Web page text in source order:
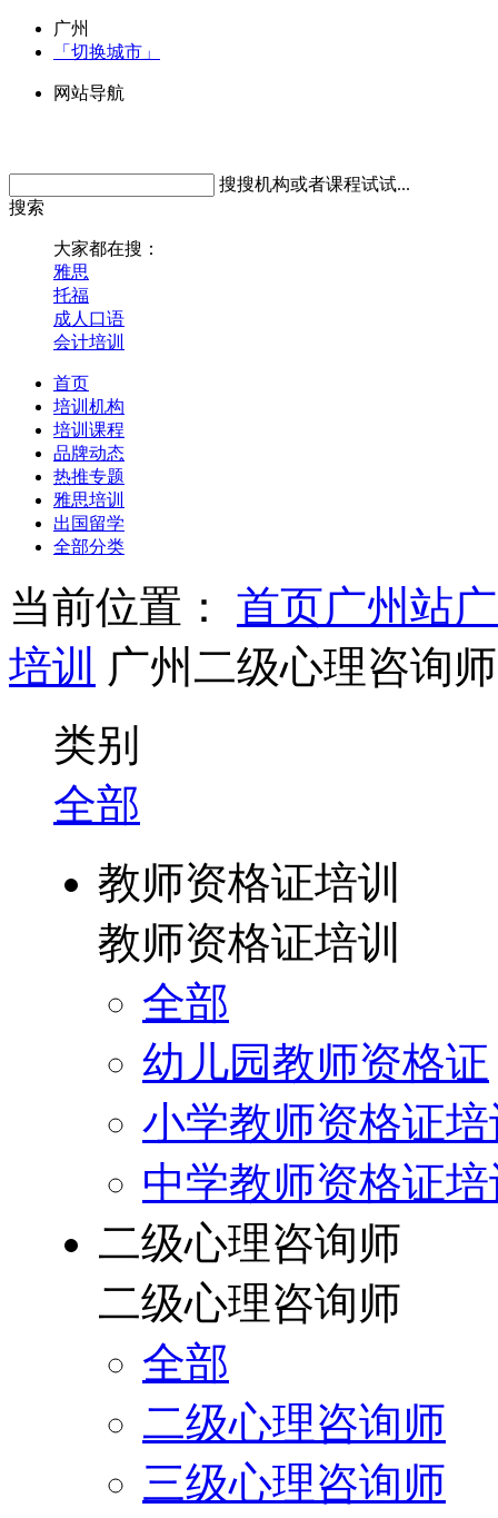
广州
「切换城市」
网站导航
搜搜机构或者课程试试...
搜索
大家都在搜：
雅思
托福
成人口语
会计培训
首页
培训机构
培训课程
品牌动态
热推专题
雅思培训
出国留学
全部分类
当前位置： 首页广州站
培训
广州二级心理咨询师
类别
全部
教师资格证培训
教师资格证培训
全部
幼儿园教师资格证
小学教师资格证
中学教师资格证
二级心理咨询师
二级心理咨询师
全部
二级心理咨询师
三级心理咨询师